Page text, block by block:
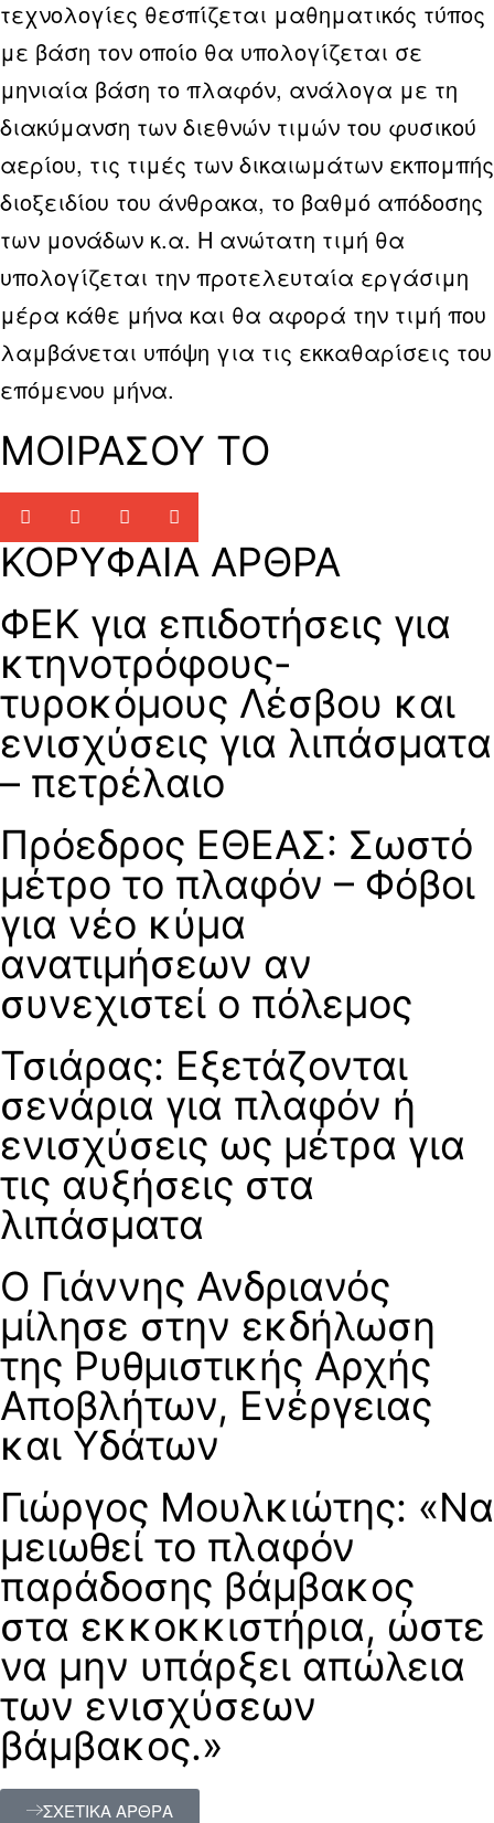
τεχνολογίες θεσπίζεται μαθηματικός τύπος
με βάση τον οποίο θα υπολογίζεται σε
μηνιαία βάση το πλαφόν, ανάλογα με τη
διακύμανση των διεθνών τιμών του φυσικού
αερίου, τις τιμές των δικαιωμάτων εκπομπής
διοξειδίου του άνθρακα, το βαθμό απόδοσης
των μονάδων κ.α. Η ανώτατη τιμή θα
υπολογίζεται την προτελευταία εργάσιμη
μέρα κάθε μήνα και θα αφορά την τιμή που
λαμβάνεται υπόψη για τις εκκαθαρίσεις του
επόμενου μήνα.
ΜΟΙΡΑΣΟΥ ΤΟ
ΚΟΡΥΦΑΙΑ ΑΡΘΡΑ
ΦΕΚ για επιδοτήσεις για
κτηνοτρόφους-
τυροκόμους Λέσβου και
ενισχύσεις για λιπάσματα
– πετρέλαιο
Πρόεδρος ΕΘΕΑΣ: Σωστό
μέτρο το πλαφόν – Φόβοι
για νέο κύμα
ανατιμήσεων αν
συνεχιστεί ο πόλεμος
Τσιάρας: Εξετάζονται
σενάρια για πλαφόν ή
ενισχύσεις ως μέτρα για
τις αυξήσεις στα
λιπάσματα
Ο Γιάννης Ανδριανός
μίλησε στην εκδήλωση
της Ρυθμιστικής Αρχής
Αποβλήτων, Ενέργειας
και Υδάτων
Γιώργος Μουλκιώτης: «Να
μειωθεί το πλαφόν
παράδοσης βάμβακος
στα εκκοκκιστήρια, ώστε
να μην υπάρξει απώλεια
των ενισχύσεων
βάμβακος.»
ΣΧΕΤΙΚΑ ΑΡΘΡΑ